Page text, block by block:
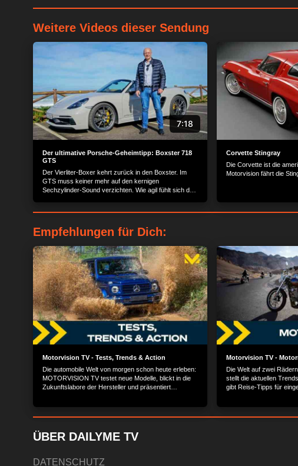
Weitere Videos dieser Sendung
7:18
Der ultimative Porsche-Geheimtipp: Boxster 718
GTS
Der Vierliter-Boxer kehrt zurück in den Boxster. Im
GTS muss keiner mehr auf den kernigen
Sechzylinder-Sound verzichten. Wie agil fühlt sich das
Corvette Stingray
Die Corvette ist die
Motorvision fährt die
Empfehlungen für Dich:
Motorvision TV - Tests, Trends & Action
Die automobile Welt von morgen schon heute erleben:
MOTORVISION TV testet neue Modelle, blickt in die
Zukunftslabore der Hersteller und präsentiert
Motorvision TV -
Die Welt auf zwei
stellt die aktuellen
gibt Reise-Tipps für
ÜBER DAILYME TV
DATENSCHUTZ